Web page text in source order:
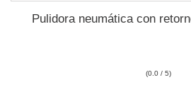
Pulidora neumática con
(0.0 / 5)